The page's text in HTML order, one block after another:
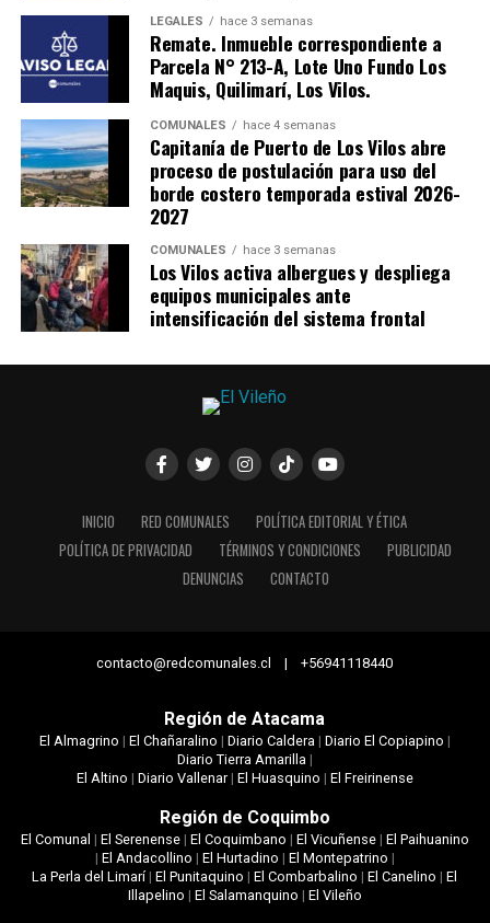
LEGALES hace 3 semanas
Remate. Inmueble correspondiente a
Parcela N° 213-A, Lote Uno Fundo Los
Maquis, Quilimarí, Los Vilos.
COMUNALES hace 4 semanas
Capitanía de Puerto de Los Vilos abre
proceso de postulación para uso del
borde costero temporada estival 2026-
2027
COMUNALES hace 3 semanas
Los Vilos activa albergues y despliega
equipos municipales ante
intensificación del sistema frontal
INICIO RED COMUNALES
POLÍTICA EDITORIAL Y ÉTICA
POLÍTICA DE PRIVACIDAD
TÉRMINOS Y CONDICIONES
PUBLICIDAD
DENUNCIAS
CONTACTO
contacto@redcomunales.cl | +56941118440
Región de Atacama
El Almagrino | El Chañaralino | Diario Caldera | Diario El Copiapino |
Diario Tierra Amarilla |
El Altino | Diario Vallenar| El Huasquino | El Freirinense
Región de Coquimbo
El Comunal | El Serenense| El Coquimbano | El Vicuñense| El Paihuanino
| El Andacollino | El Hurtadino | El Montepatrino |
La Perla del Limarí|El Punitaquino |El Combarbalino |El Canelino |El
Illapelino | El Salamanquino | El Vileño